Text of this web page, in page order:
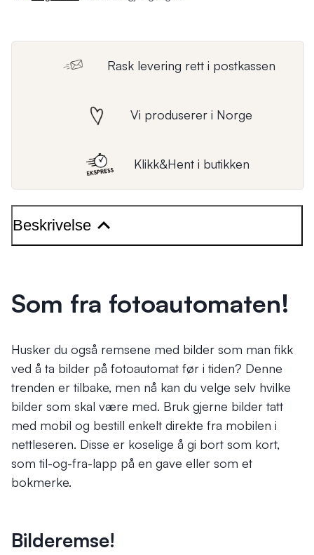
Rask levering rett i postkassen
Vi produserer i Norge
Klikk&Hent i butikken
Beskrivelse
Som fra fotoautomaten!
Husker du også remsene med bilder som man fikk
ved å ta bilder på fotoautomat før i tiden? Denne
trenden er tilbake, men nå kan du velge selv hvilke
bilder som skal være med. Bruk gjerne bilder tatt
med mobil og bestill enkelt direkte fra mobilen i
nettleseren. Disse er koselige å gi bort som kort,
som til-og-fra-lapp på en gave eller som et
bokmerke.
Bilderemse!